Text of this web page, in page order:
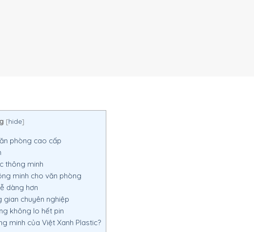
[hide]
phòng cao cấp
thông minh
minh cho văn phòng
dàng hơn
gian chuyên nghiệp
không lo hết pin
minh của Việt Xanh Plastic?